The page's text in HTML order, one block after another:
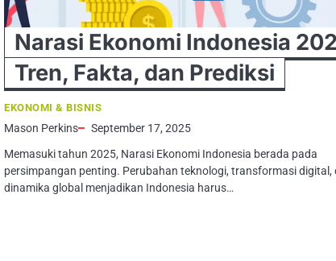
Narasi Ekonomi Indonesia
Tren, Fakta, dan Prediksi
EKONOMI & BISNIS
Mason Perkins
September 17, 2025
Memasuki tahun 2025, Narasi Ekonomi Indonesia berada pada
persimpangan penting. Perubahan teknologi, transformasi digital,
dinamika global menjadikan Indonesia harus…